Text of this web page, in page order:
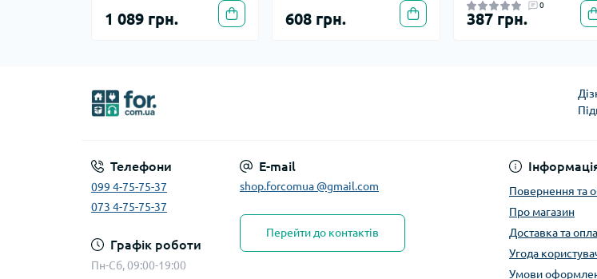
1 089 грн. 608 грн.
0
387 грн.
Телефони
099 4-75-75-37
073 4-75-75-37
Графік роботи
Пн-Сб, 09:00-19:00
E-mail
shop.forcomua @gmail.com
Перейти до контактів
Повернення та
Про магазин
Доставка та
Угода
Умови